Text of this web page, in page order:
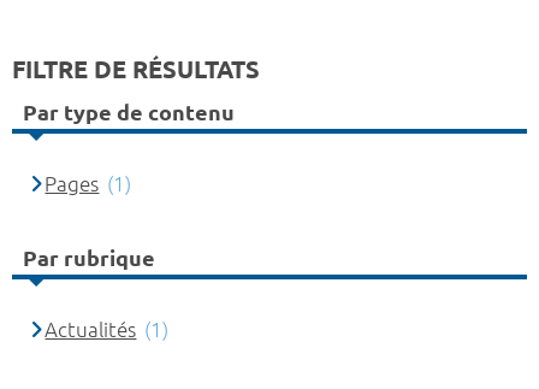
FILTRE DE RÉSULTATS
Par type de contenu
Pages (1)
Par rubrique
Actualités (1)